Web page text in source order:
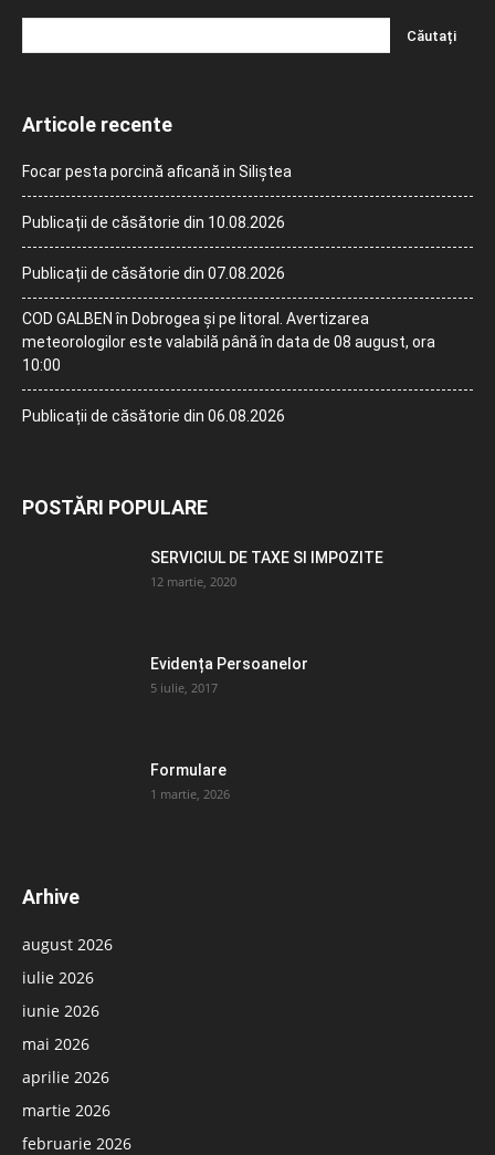
Articole recente
Focar pesta porcină aficană in Siliștea
Publicații de căsătorie din 10.08.2026
Publicații de căsătorie din 07.08.2026
COD GALBEN în Dobrogea și pe litoral. Avertizarea
meteorologilor este valabilă până în data de 08 august, ora
10:00
Publicații de căsătorie din 06.08.2026
POSTĂRI POPULARE
SERVICIUL DE TAXE SI IMPOZITE
12 martie, 2020
Evidența Persoanelor
5 iulie, 2017
Formulare
1 martie, 2026
Arhive
august 2026
iulie 2026
iunie 2026
mai 2026
aprilie 2026
martie 2026
februarie 2026